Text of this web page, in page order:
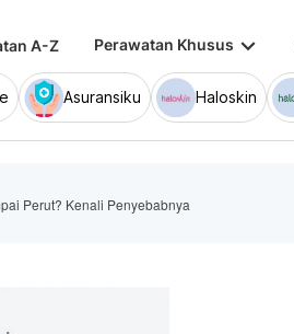
A-Z Perawatan Khusus keyboard_arrow_down
Asuransiku Haloskin
Perut? Kenali Penyebabnya